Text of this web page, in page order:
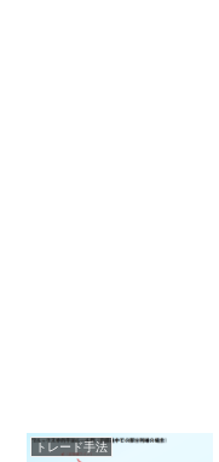
トレード手法